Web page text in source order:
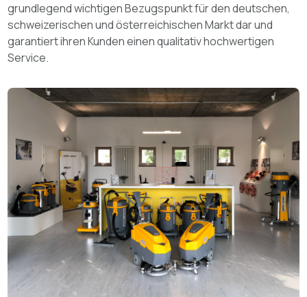
grundlegend wichtigen Bezugspunkt für den deutschen,
schweizerischen und österreichischen Markt dar und
garantiert ihren Kunden einen qualitativ hochwertigen
Service.